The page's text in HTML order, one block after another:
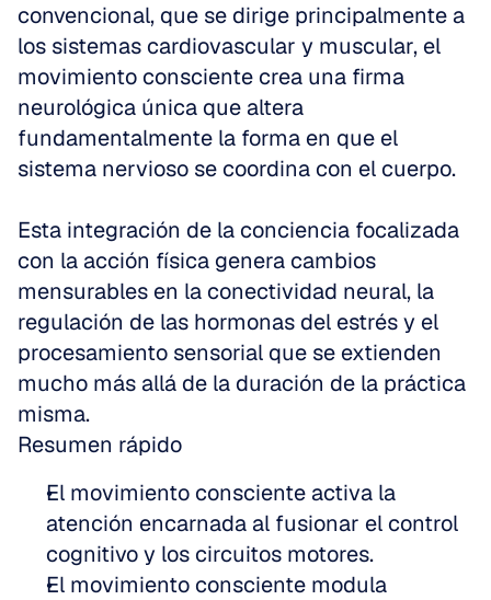
convencional, que se dirige principalmente a
los sistemas cardiovascular y muscular, el
movimiento consciente crea una firma
neurológica única que altera
fundamentalmente la forma en que el
sistema nervioso se coordina con el cuerpo.
Esta integración de la conciencia focalizada
con la acción física genera cambios
mensurables en la conectividad neural, la
regulación de las hormonas del estrés y el
procesamiento sensorial que se extienden
mucho más allá de la duración de la práctica
misma.
Resumen rápido
El movimiento consciente activa la
atención encarnada al fusionar el control
cognitivo y los circuitos motores.
El movimiento consciente modula